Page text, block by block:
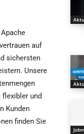
auf
sichersten
Unsere
und
Kunden
finden Sie